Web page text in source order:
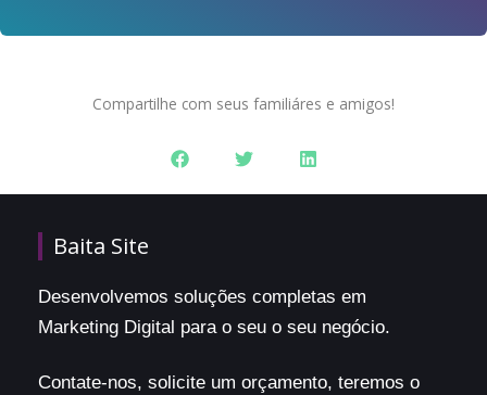
Compartilhe com seus familiáres e amigos!
Baita Site
Desenvolvemos soluções completas em
Marketing Digital para o seu o seu negócio.
Contate-nos, solicite um orçamento, teremos o